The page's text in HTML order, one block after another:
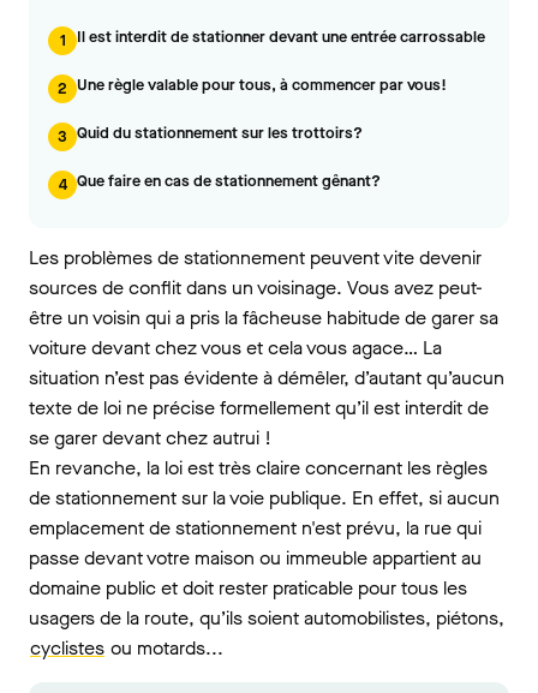
1 Il est interdit de stationner devant une entrée carrossable
2 Une règle valable pour tous, à commencer par vous!
3 Quid du stationnement sur les trottoirs?
4 Que faire en cas de stationnement gênant?
Les problèmes de stationnement peuvent vite devenir
sources de conflit dans un voisinage. Vous avez peut-
être un voisin qui a pris la fâcheuse habitude de garer sa
voiture devant chez vous et cela vous agace… La
situation n’est pas évidente à démêler, d’autant qu’aucun
texte de loi ne précise formellement qu’il est interdit de
se garer devant chez autrui !
En revanche, la loi est très claire concernant les règles
de stationnement sur la voie publique. En effet, si aucun
emplacement de stationnement n'est prévu, la rue qui
passe devant votre maison ou immeuble appartient au
domaine public et doit rester praticable pour tous les
usagers de la route, qu’ils soient automobilistes, piétons,
cyclistes ou motards...